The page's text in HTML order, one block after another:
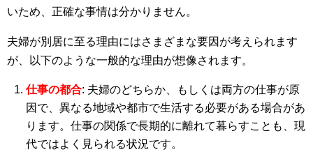
いため、正確な事情は分かりません。
夫婦が別居に至る理由にはさまざまな要因が考えられます
が、以下のような一般的な理由が想像されます。
仕事の都合: 夫婦のどちらか、もしくは両方の仕事が原
因で、異なる地域や都市で生活する必要がある場合があ
ります。仕事の関係で長期的に離れて暮らすことも、現
代ではよく見られる状況です。